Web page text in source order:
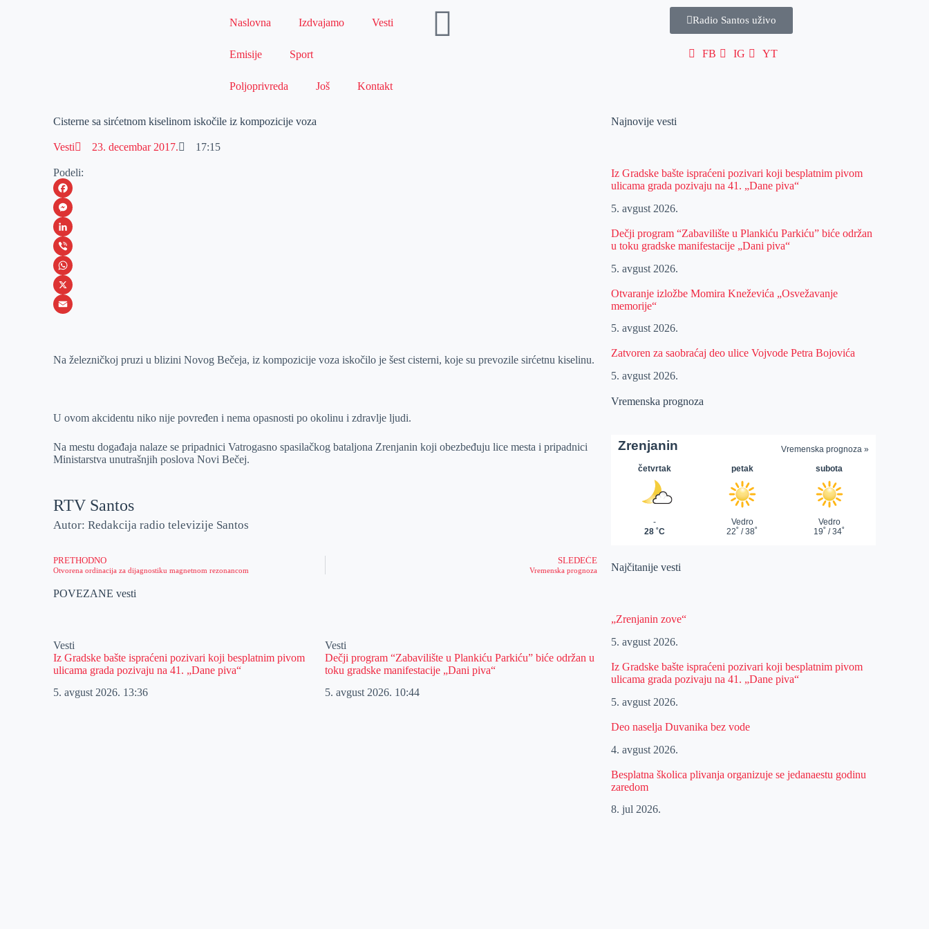
Naslovna Izdvajamo Vesti
Emisije Sport
Poljoprivreda Još Kontakt
Radio Santos uživo
FB IG YT
Cisterne sa sirćetnom kiselinom iskočile iz kompozicije voza
Vesti 23. decembar 2017. 17:15
Podeli:
F
a
c
e
b
o
M
e
s
s
e
e
L
i
n
k
I
V
i
b
W
h
s
p
X
a
Na železničkoj pruzi u blizini Novog Bečeja, iz kompozicije voza iskočilo je šest cisterni, koje su prevozile sirćetnu kiselinu.
U ovom akcidentu niko nije povređen i nema opasnosti po okolinu i zdravlje ljudi.
Na mestu događaja nalaze se pripadnici Vatrogasno spasilačkog bataljona Zrenjanin koji obezbeđuju lice mesta i pripadnici
Ministarstva unutrašnjih poslova Novi Bečej.
RTV Santos
Autor: Redakcija radio televizije Santos
PRETHODNO
Otvorena ordinacija za dijagnostiku magnetnom rezonancom
SLEDEĆE
Vremenska prognoza
POVEZANE vesti
Vesti
Iz Gradske bašte ispraćeni pozivari koji besplatnim pivom
ulicama grada pozivaju na 41. „Dane piva“
5. avgust 2026. 13:36
Vesti
Dečji program “Zabavilište u Plankiću Parkiću” biće održan u
toku gradske manifestacije „Dani piva“
5. avgust 2026. 10:44
Najnovije vesti
Iz Gradske bašte ispraćeni pozivari koji besplatnim pivom
ulicama grada pozivaju na 41. „Dane piva“
5. avgust 2026.
Dečji program “Zabavilište u Plankiću Parkiću” biće održan
u toku gradske manifestacije „Dani piva“
5. avgust 2026.
Otvaranje izložbe Momira Kneževića „Osvežavanje
memorije“
5. avgust 2026.
Zatvoren za saobraćaj deo ulice Vojvode Petra Bojovića
5. avgust 2026.
Vremenska prognoza
Najčitanije vesti
„Zrenjanin zove“
5. avgust 2026.
Iz Gradske bašte ispraćeni pozivari koji besplatnim pivom
ulicama grada pozivaju na 41. „Dane piva“
5. avgust 2026.
Deo naselja Duvanika bez vode
4. avgust 2026.
Besplatna školica plivanja organizuje se jedanaestu godinu
zaredom
8. jul 2026.